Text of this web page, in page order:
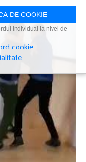
DE COOKIE
individual la nivel de
cookie